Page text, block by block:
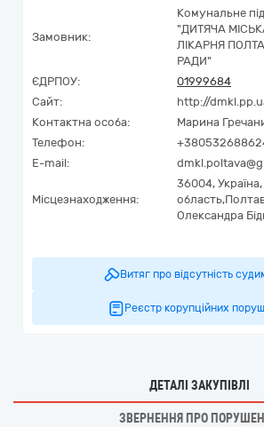
Замовник:
Комунальне
"ДИТЯЧА
ЛІКАРНЯ
РАДИ"
ЄДРПОУ:
01999684
Сайт:
http://
Контактна особа:
Марина
Телефон:
E-mail:
Місцезнаходження:
36004, Україна,
область,
Олександра
Витяг про відсутність
Реєстр корупційних
ДЕТАЛІ ЗАКУПІВЛІ
ЗВЕРНЕННЯ ПРО